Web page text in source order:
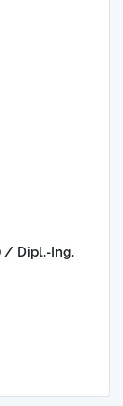
/ Dipl.-Ing.